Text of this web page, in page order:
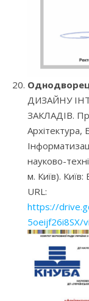
ДИЗАЙНУ
ЗАКЛАДІВ.
науково-
м. Київ).
URL:
https://
5oeijf26i8SX/